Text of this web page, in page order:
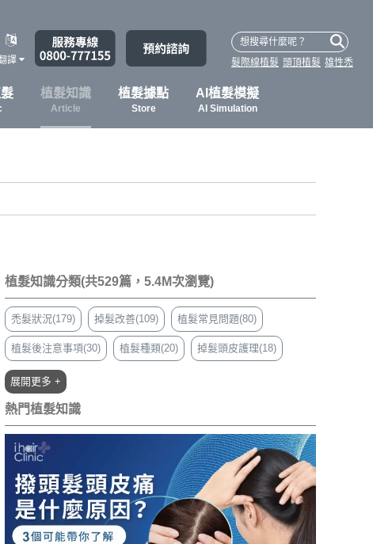
譯 髮際線植髮 頭頂植髮 雄性禿
植髮知識
Article
植髮據點
Store
AI植髮模擬
AI Simulation
植髮知識分類(共529篇，5.4M次瀏覽)
禿髮狀況(179) 掉髮改善(109) 植髮常見問題(80)
植髮後注意事項(30) 植髮種類(20) 掉髮頭皮護理(18)
植髮條件(15)
植髮費用(11)
植髮保養(5) 植髮飲食(3)
展開更多 +
熱門植髮知識